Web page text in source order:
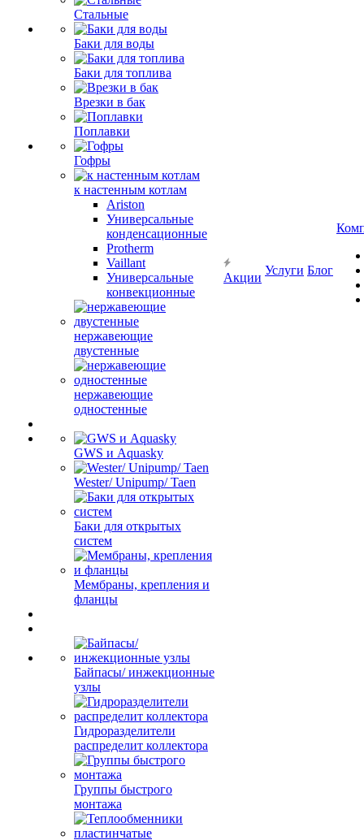
Стальные
Баки для воды
Баки для топлива
Врезки в бак
Поплавки
Гофры
к настенным котлам
Ariston
Универсальные
конденсационные
Protherm
Vaillant
Универсальные
конвекционные
нержавеющие
двустенные
нержавеющие
одностенные
GWS и Aquasky
Wester/ Unipump/ Taen
Баки для открытых
систем
Мембраны, крепления и
фланцы
Байпасы/ инжекционные
узлы
Гидроразделители
распределит коллектора
Группы быстрого
монтажа
Акции
Услуги Блог